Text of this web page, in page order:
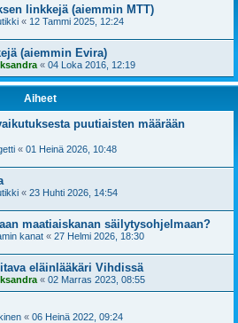
linkkejä (aiemmin MTT)
« 12 Tammi 2025, 12:24
(aiemmin Evira)
« 04 Loka 2016, 12:19
Aiheet
puutiaisten määrään
« 01 Heinä 2026, 10:48
« 23 Huhti 2026, 14:54
maatiaiskanan säilytysohjelmaan?
kanat « 27 Helmi 2026, 18:30
eläinlääkäri Vihdissä
« 02 Marras 2023, 08:55
« 06 Heinä 2022, 09:24